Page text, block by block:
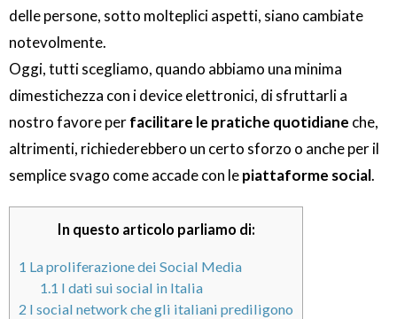
delle persone, sotto molteplici aspetti, siano cambiate
notevolmente.
Oggi, tutti scegliamo, quando abbiamo una minima
dimestichezza con i device elettronici, di sfruttarli a
nostro favore perfacilitare le pratiche quotidiane che,
altrimenti, richiederebbero un certo sforzo o anche per il
semplice svago come accade con lepiattaforme social.
In questo articolo parliamo di:
1 La proliferazione dei Social Media
1.1 I dati sui social in Italia
2 I social network che gli italiani prediligono